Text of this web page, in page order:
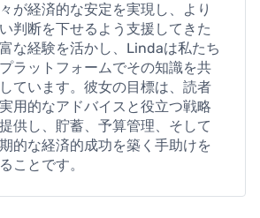
が経済的な安定を実現し、より
判断を下せるよう支援してきた
な経験を活かし、Lindaは私たち
ラットフォームでその知識を共
ています。彼女の目標は、読者
用的なアドバイスと役立つ戦略
供し、貯蓄、予算管理、そして
的な経済的成功を築く手助けを
ことです。